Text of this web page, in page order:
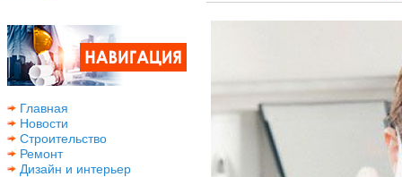
Главная
Новости
Строительство
Ремонт
Дизайн и интерьер